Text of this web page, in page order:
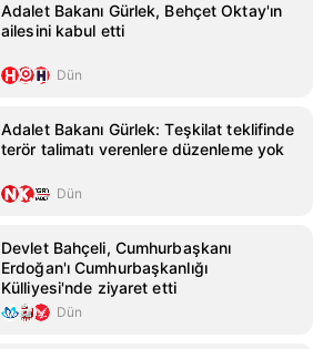
Adalet Bakanı Gürlek, Behçet Oktay'ın
ailesini kabul etti
Dün
Adalet Bakanı Gürlek: Teşkilat teklifinde
terör talimatı verenlere düzenleme yok
Dün
Devlet Bahçeli, Cumhurbaşkanı
Erdoğan'ı Cumhurbaşkanlığı
Külliyesi'nde ziyaret etti
Dün